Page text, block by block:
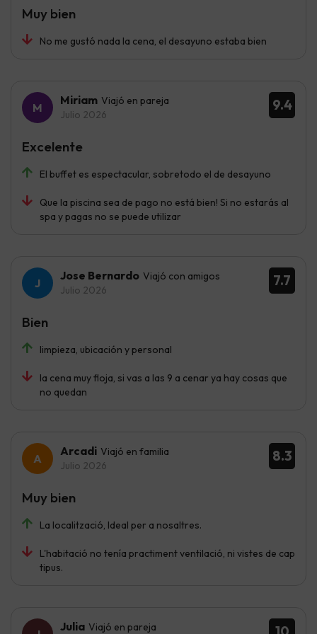
No me gustó nada la cena, el desayuno estaba bien
Muy bien
9.4
Miriam Viajó en pareja
Julio 2026
El buffet es espectacular, sobretodo el de desayuno
Que la piscina sea de pago no está bien! Si no estarás al
spa y pagas no se puede utilizar
Excelente
7.7
Jose Bernardo Viajó con amigos
Julio 2026
limpieza, ubicación y personal
la cena muy floja, si vas a las 9 a cenar ya hay cosas que
no quedan
Bien
8.3
Arcadi Viajó en familia
Julio 2026
La localització, Ideal per a nosaltres.
L'habitació no tenía practiment ventilació, ni vistes de cap
tipus.
Muy bien
Julia Viajó en pareja